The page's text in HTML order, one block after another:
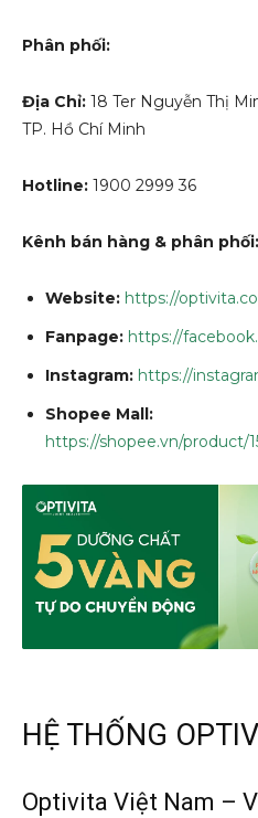
Phân phối:
Địa Chỉ: 18 Ter Nguyễn Thị
TP. Hồ Chí Minh
Hotline: 1900 2999 36
Kênh bán hàng & phân phối:
Website: https://
Fanpage: https://
Instagram: https://
Shopee Mall:
https://shopee.vn/product/
HỆ THỐNG
Optivita Việt Nam –